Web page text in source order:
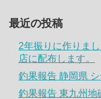
最近の投稿
2年振りに作りま
店に配布します。
釣果報告 静岡県
釣果報告 東九州地